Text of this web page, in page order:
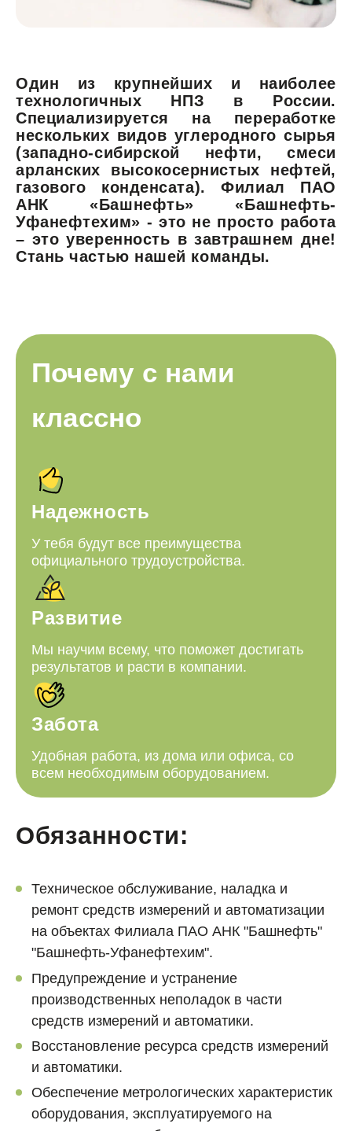
Один из крупнейших и наиболее
технологичных НПЗ в России.
Специализируется на переработке
нескольких видов углеродного сырья
(западно-сибирской нефти, смеси
арланских высокосернистых нефтей,
газового конденсата). Филиал ПАО
АНК «Башнефть» «Башнефть-
Уфанефтехим» - это не просто работа
– это уверенность в завтрашнем дне!
Стань частью нашей команды.
Почему с нами
классно
Надежность
У тебя будут все преимущества
официального трудоустройства.
Развитие
Мы научим всему, что поможет достигать
результатов и расти в компании.
Забота
Удобная работа, из дома или офиса, со
всем необходимым оборудованием.
Обязанности:
Техническое обслуживание, наладка и
ремонт средств измерений и автоматизации
на объектах Филиала ПАО АНК "Башнефть"
"Башнефть-Уфанефтехим".
Предупреждение и устранение
производственных неполадок в части
средств измерений и автоматики.
Восстановление ресурса средств измерений
и автоматики.
Обеспечение метрологических характеристик
оборудования, эксплуатируемого на